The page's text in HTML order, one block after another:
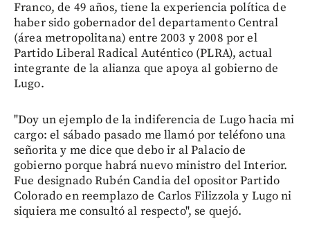
Franco, de 49 años, tiene la experiencia política de
haber sido gobernador del departamento Central
(área metropolitana) entre 2003 y 2008 por el
Partido Liberal Radical Auténtico (PLRA), actual
integrante de la alianza que apoya al gobierno de
Lugo.
"Doy un ejemplo de la indiferencia de Lugo hacia mi
cargo: el sábado pasado me llamó por teléfono una
señorita y me dice que debo ir al Palacio de
gobierno porque habrá nuevo ministro del Interior.
Fue designado Rubén Candia del opositor Partido
Colorado en reemplazo de Carlos Filizzola y Lugo ni
siquiera me consultó al respecto", se quejó.